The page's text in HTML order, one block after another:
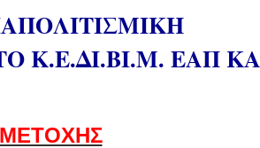
Κ.Ε.ΔΙ.ΒΙ.Μ. ΕΑΠ